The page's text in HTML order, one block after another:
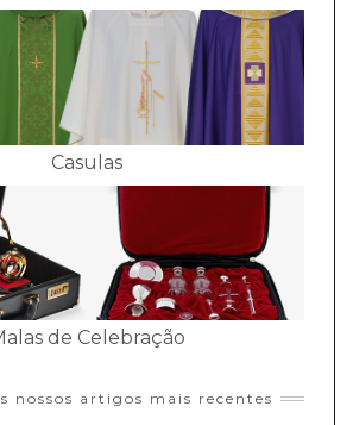
Casulas
de Celebração
nossos artigos mais recentes